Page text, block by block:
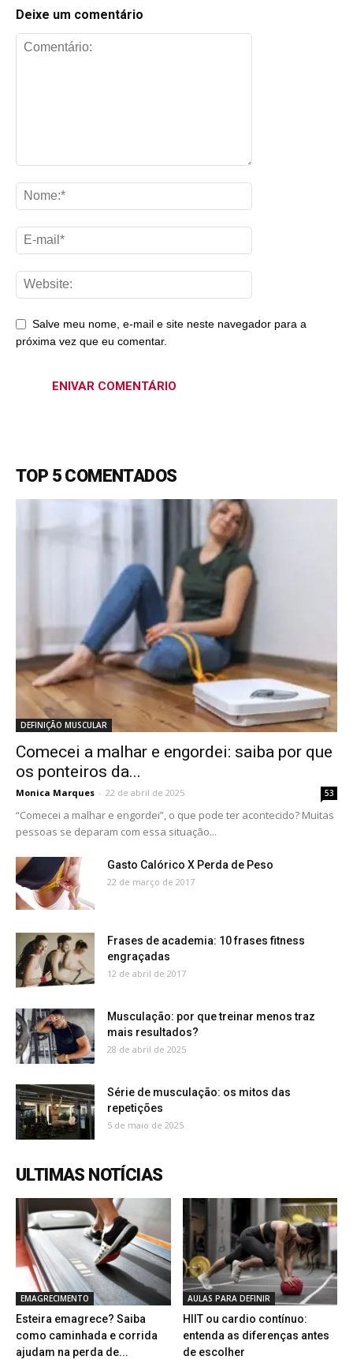
Deixe um comentário
Salve meu nome, e-mail e site neste navegador para a
próxima vez que eu comentar.
TOP 5 COMENTADOS
DEFINIÇÃO MUSCULAR
Comecei a malhar e engordei: saiba por que
os ponteiros da...
Monica Marques - 22 de abril de 2025 53
“Comecei a malhar e engordei”, o que pode ter acontecido? Muitas
pessoas se deparam com essa situação...
Gasto Calórico X Perda de Peso
22 de março de 2017
Frases de academia: 10 frases fitness
engraçadas
12 de abril de 2017
Musculação: por que treinar menos traz
mais resultados?
28 de abril de 2025
Série de musculação: os mitos das
repetições
5 de maio de 2025
ULTIMAS NOTÍCIAS
EMAGRECIMENTO
Esteira emagrece? Saiba
como caminhada e corrida
ajudam na perda de...
AULAS PARA DEFINIR
HIIT ou cardio contínuo:
entenda as diferenças antes
de escolher